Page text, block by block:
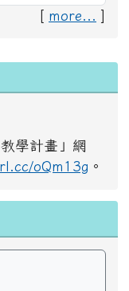
[ more...
學計畫」網
oQm13g 。